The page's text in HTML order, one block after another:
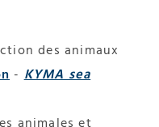
des animaux
-KYMA sea